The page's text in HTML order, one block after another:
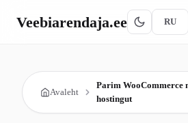
Veebiarendaja.ee RU
Avaleht
Parim WooCommerce
hostingut